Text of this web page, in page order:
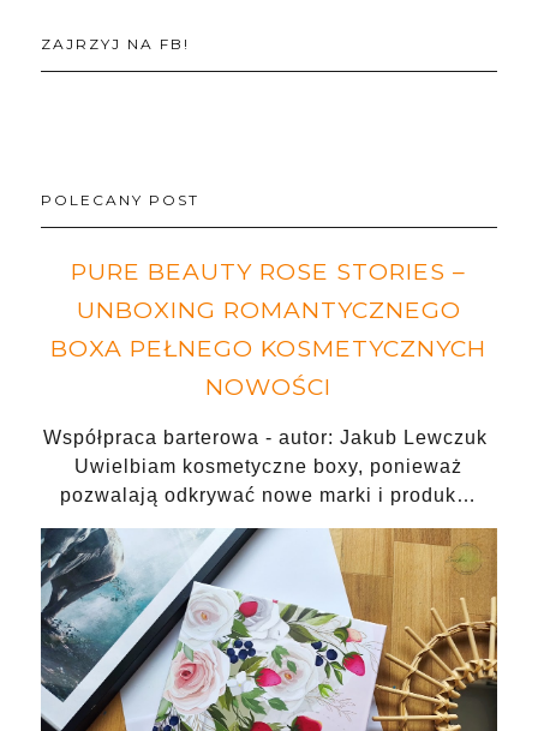
ZAJRZYJ NA FB!
POLECANY POST
PURE BEAUTY ROSE STORIES –
UNBOXING ROMANTYCZNEGO
BOXA PEŁNEGO KOSMETYCZNYCH
NOWOŚCI
Współpraca barterowa - autor: Jakub Lewczuk
Uwielbiam kosmetyczne boxy, ponieważ
pozwalają odkrywać nowe marki i produk…